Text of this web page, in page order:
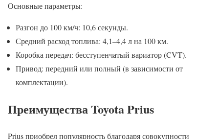
Основные параметры:
Разгон до 100 км/ч: 10,6 секунды.
Средний расход топлива: 4,1–4,4 л на 100 км.
Коробка передач: бесступенчатый вариатор (CVT).
Привод: передний или полный (в зависимости от
комплектации).
Преимущества Toyota Prius
Prius приобрел популярность благодаря совокупности